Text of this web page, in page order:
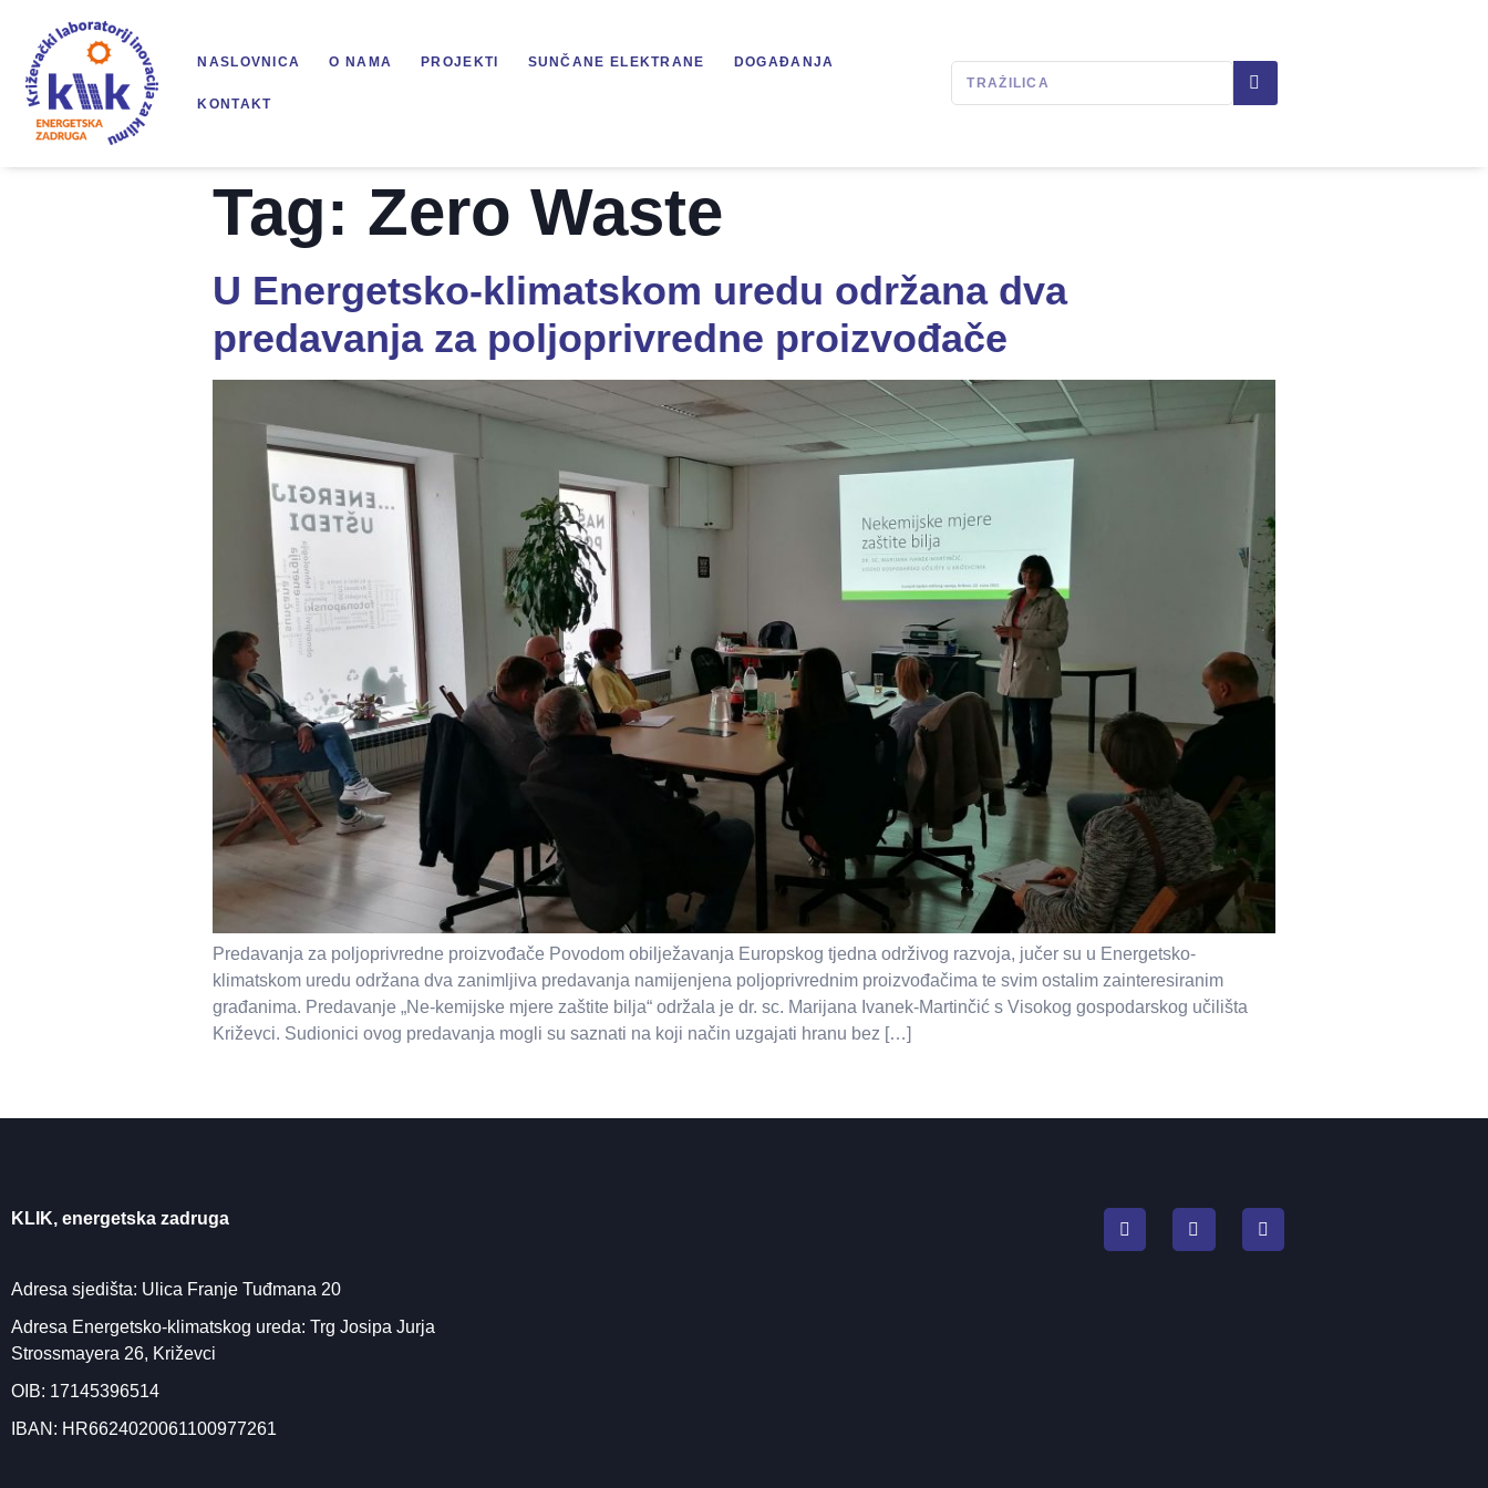
NASLOVNICA O NAMA PROJEKTI SUNČANE ELEKTRANE DOGAĐANJA
KONTAKT
Tag: Zero Waste
U Energetsko-klimatskom uredu održana dva
predavanja za poljoprivredne proizvođače
Predavanja za poljoprivredne proizvođače Povodom obilježavanja Europskog tjedna održivog razvoja, jučer su u Energetsko-
klimatskom uredu održana dva zanimljiva predavanja namijenjena poljoprivrednim proizvođačima te svim ostalim zainteresiranim
građanima. Predavanje „Ne-kemijske mjere zaštite bilja“ održala je dr. sc. Marijana Ivanek-Martinčić s Visokog gospodarskog učilišta
Križevci. Sudionici ovog predavanja mogli su saznati na koji način uzgajati hranu bez […]
KLIK, energetska zadruga
Adresa sjedišta: Ulica Franje Tuđmana 20
Adresa Energetsko-klimatskog ureda: Trg Josipa Jurja
Strossmayera 26, Križevci
OIB: 17145396514
IBAN: HR6624020061100977261